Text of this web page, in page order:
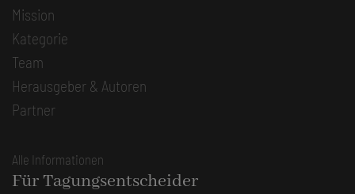
Mission
Kategorie
Team
Herausgeber & Autoren
Partner
Alle Informationen
Für Tagungsentscheider